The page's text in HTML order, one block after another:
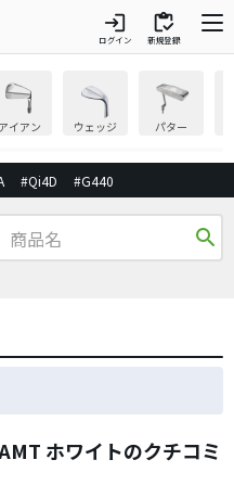
login
ログイン
inventory
新規登録
アイアン ウェッジ パター
#Qi4D #G440
search
ホワイトのクチコミ